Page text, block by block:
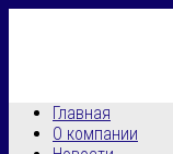
Главная
О компании